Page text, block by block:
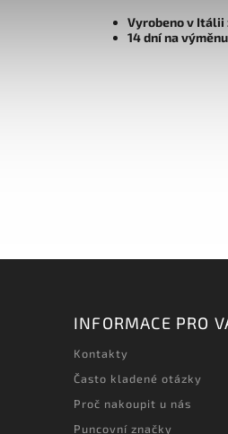
Vyrobeno v
14 dní na výměnu
INFORMACE PRO
Kontakty
Často kladené otázky
Proč nakoupit u nás
Puncovní značky